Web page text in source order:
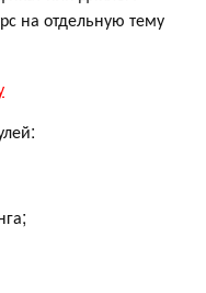
на отдельную тему